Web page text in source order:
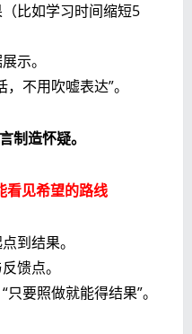
比如学习时间缩短5
示。
不用吹嘘表达”。
造怀疑。
见希望的路线
到结果。
馈点。
要照做就能得结果”。